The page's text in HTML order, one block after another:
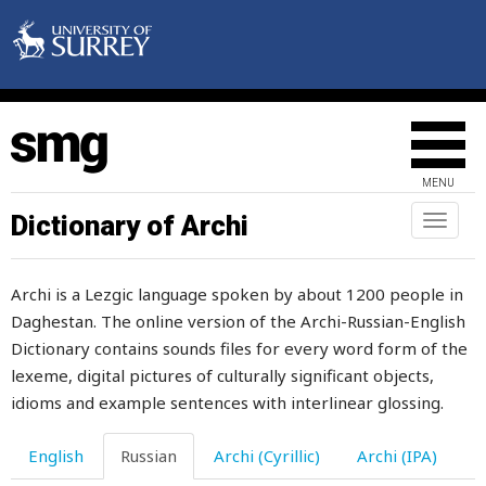
MENU
Toggle
Dictionary of Archi
Archi is a Lezgic language spoken by about 1200 people in
Daghestan. The online version of the Archi-Russian-English
Dictionary contains sounds files for every word form of the
lexeme, digital pictures of culturally significant objects,
idioms and example sentences with interlinear glossing.
English Russian Archi (Cyrillic) Archi (IPA)
канава
капать
капкан
капля
капризничать
капуста
капюшон